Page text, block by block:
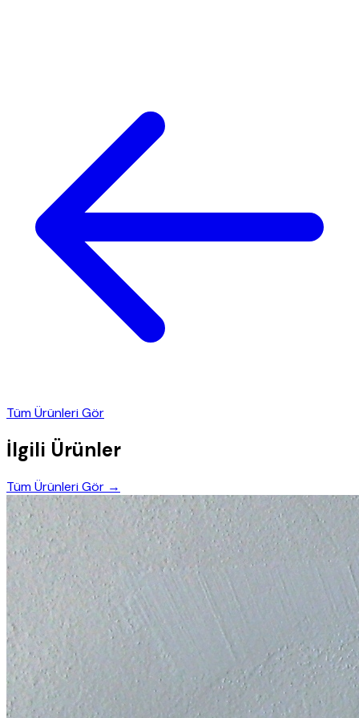
Tüm Ürünleri Gör
İlgili Ürünler
Tüm Ürünleri Gör →